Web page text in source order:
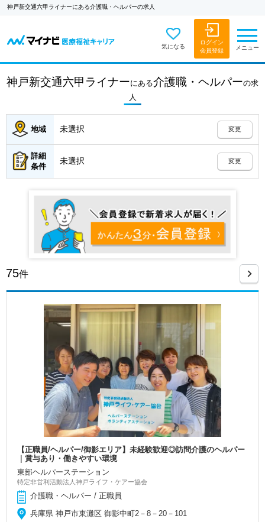
神戸新交通六甲ライナーにある介護職・ヘルパーの求人
気になる
ログイン
会員登録
メニュー
神戸新交通六甲ライナーにある介護職・ヘルパーの求
人
地域 未選択 変更
詳細
条件
未選択 変更
75件
【正職員/ヘルパー/御影エリア】未経験歓迎◎訪問介護のヘルパー
｜賞与あり・働きやすい環境
東部ヘルパーステーション
特定非営利活動法人神戸ライフ・ケアー協会
介護職・ヘルパー / 正職員
兵庫県 神戸市東灘区 御影中町2－8－20－101